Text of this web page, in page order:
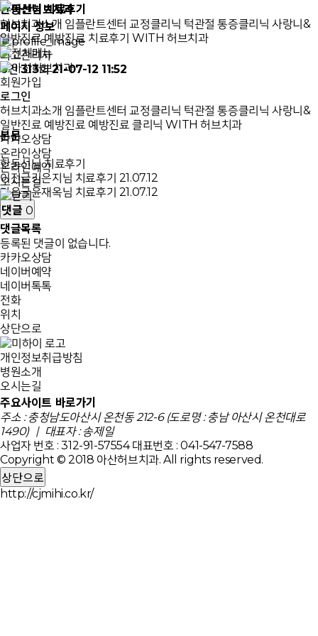
허브치과소개 임플란트센터 교정클리닉 턱관절 통증클리닉 사랑니&
일반진료예방진료 치료후기 WITH 허브치과
회원가입
로그인
허브치과소개 임플란트센터 교정클리닉 턱관절 통증클리닉 사랑니&
일반진료 예방진료 예방진료 클리닉 WITH 허브치과
카카오상담
온라인상담
온라인예약
오시는길
한동선님 치료후기
페이지 정보
최고관리자
0건 313회21-07-12 11:52
본문
한동선님 치료후기
이전글김은지님 치료후기 21.07.12
다음글윤재옥님 치료후기 21.07.12
댓글 0
댓글목록
등록된 댓글이 없습니다.
카카오상담
네이버예약
네이버톡톡
전화
위치
상단으로
개인정보취급방침
병원소개
오시는길
주요사이트 바로가기
주소 : 충청남도아산시 온천동 212-6 (도로명 : 충남 아산시 온천대로
1490) ｜ 대표자 : 송제일
사업자 번호 : 312-91-57554 대표번호 : 041-547-7588
Copyright © 2018 아산허브치과. All rights reserved.
상단으로
http://cjmihi.co.kr/